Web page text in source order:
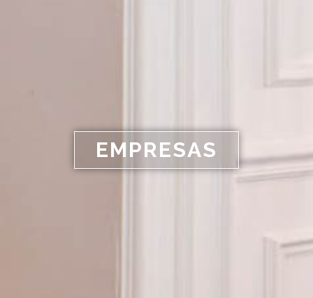
EMPRESAS